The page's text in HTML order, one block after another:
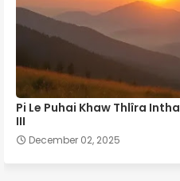
Pi Le Puhai Khaw Thlîra
III
December 02, 2025